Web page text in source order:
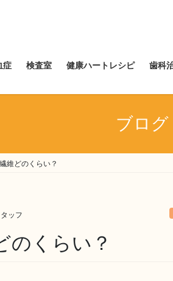
症 検査室 健康ハートレシピ 歯科
ブログ
維どのくらい？
ッフ
のくらい？